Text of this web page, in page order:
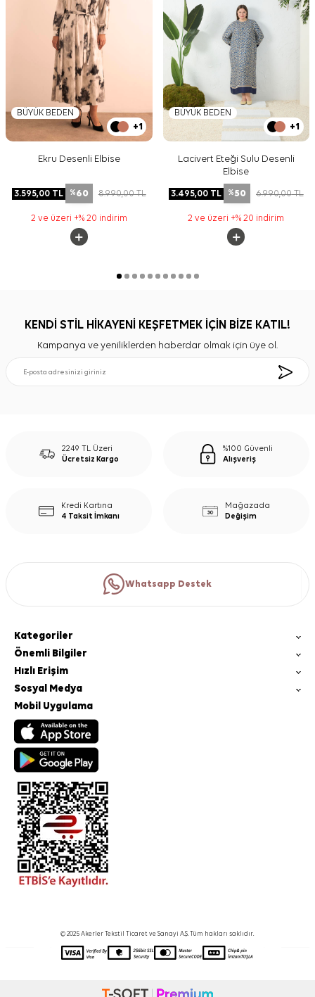
BÜYÜK BEDEN
+1
Ekru Desenli Elbise
3.595,00TL %60 8.990,00TL
2 ve üzeri +% 20 indirim
BÜYÜK BEDEN
+1
Lacivert Eteği Sulu Desenli
Elbise
3.495,00TL %50 6.990,00TL
2 ve üzeri +% 20 indirim
KENDİ STİL HİKAYENİ KEŞFETMEK İÇİN BİZE KATIL!
Kampanya ve yeniliklerden haberdar olmak için üye ol.
2249 TL Üzeri
Ücretsiz Kargo
%100 Güvenli
Alışveriş
Kredi Kartına
4 Taksit İmkanı
Mağazada
Değişim
Whatsapp Destek
Kategoriler
Önemli Bilgiler
Hızlı Erişim
Sosyal Medya
Mobil Uygulama
© 2025 Akerler Tekstil Ticaret ve Sanayi A.Ş. Tüm hakları saklıdır.